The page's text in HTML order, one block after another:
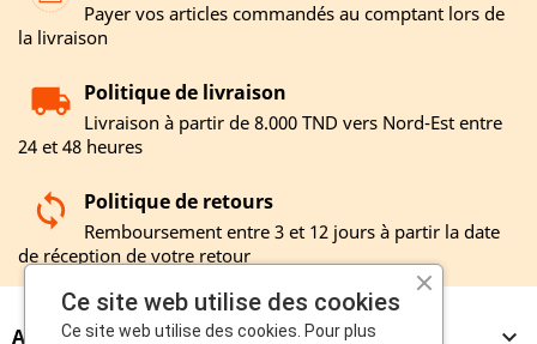
Payer vos articles commandés au comptant lors de
la livraison
Politique de livraison
Livraison à partir de 8.000 TND vers Nord-Est entre
24 et 48 heures
Politique de retours
Remboursement entre 3 et 12 jours à partir la date
de réception de votre retour
A PROPOS 
Ce site web utilise des cookies
Ce site web utilise des cookies. Pour plus